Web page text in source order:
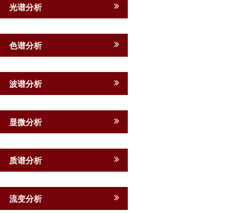
光谱分析
色谱分析
波谱分析
显微分析
质谱分析
流变分析